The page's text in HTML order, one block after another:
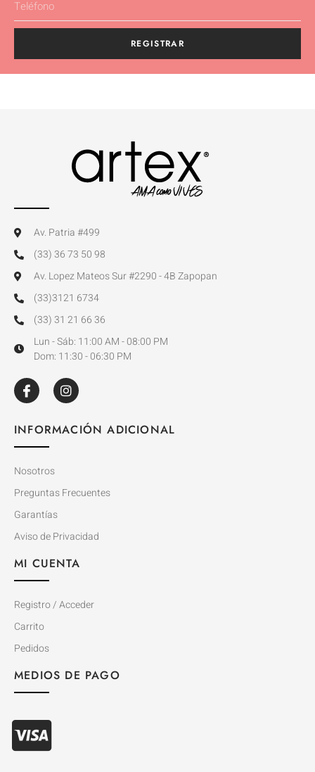
REGISTRAR
Av. Patria #499
(33) 36 73 50 98
Av. Lopez Mateos Sur #2290 - 4B Zapopan
(33)3121 6734
(33) 31 21 66 36
Lun - Sáb: 11:00 AM - 08:00 PM
Dom: 11:30 - 06:30 PM
INFORMACIÓN ADICIONAL
Nosotros
Preguntas Frecuentes
Garantías
Aviso de Privacidad
MI CUENTA
Registro / Acceder
Carrito
Pedidos
MEDIOS DE PAGO